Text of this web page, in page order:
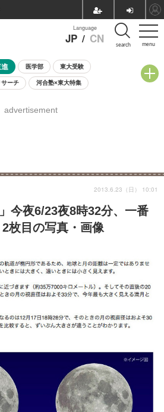
menu
Language
JP / CN search
進 医学部 東大受験
サーチ 河合塾×東大特集
開催学校説明会・相談会
advertisement
今夜6/23夜8時32分、一番
枚目の写真・画像
2013.6.23（日） 10:01